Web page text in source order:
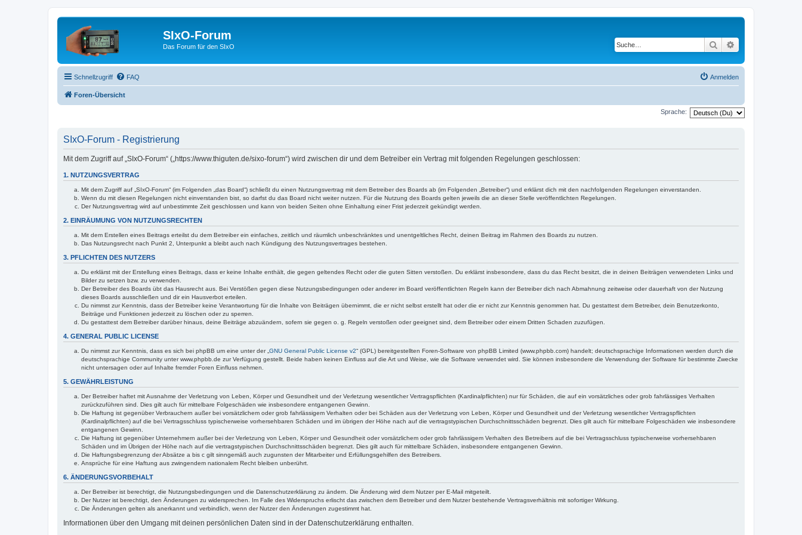
SIxO-Forum
Das Forum für den SIxO Suche
Schnellzugriff FAQ Anmelden
Foren-Übersicht
Sprache:
SIxO-Forum - Registrierung
Mit dem Zugriff auf „SIxO-Forum“ („https://www.thiguten.de/sixo-forum“) wird zwischen dir und dem Betreiber ein Vertrag mit folgenden Regelungen geschlossen:
1. NUTZUNGSVERTRAG
Mit dem Zugriff auf „SIxO-Forum“ (im Folgenden „das Board“) schließt du einen Nutzungsvertrag mit dem Betreiber des Boards ab (im Folgenden „Betreiber“) und erklärst dich mit den nachfolgenden Regelungen einverstanden.
Wenn du mit diesen Regelungen nicht einverstanden bist, so darfst du das Board nicht weiter nutzen. Für die Nutzung des Boards gelten jeweils die an dieser Stelle veröffentlichten Regelungen.
Der Nutzungsvertrag wird auf unbestimmte Zeit geschlossen und kann von beiden Seiten ohne Einhaltung einer Frist jederzeit gekündigt werden.
2. EINRÄUMUNG VON NUTZUNGSRECHTEN
Mit dem Erstellen eines Beitrags erteilst du dem Betreiber ein einfaches, zeitlich und räumlich unbeschränktes und unentgeltliches Recht, deinen Beitrag im Rahmen des Boards zu nutzen.
Das Nutzungsrecht nach Punkt 2, Unterpunkt a bleibt auch nach Kündigung des Nutzungsvertrages bestehen.
3. PFLICHTEN DES NUTZERS
Du erklärst mit der Erstellung eines Beitrags, dass er keine Inhalte enthält, die gegen geltendes Recht oder die guten Sitten verstoßen. Du erklärst insbesondere, dass du das Recht besitzt, die in deinen Beiträgen verwendeten Links und
Bilder zu setzen bzw. zu verwenden.
Der Betreiber des Boards übt das Hausrecht aus. Bei Verstößen gegen diese Nutzungsbedingungen oder anderer im Board veröffentlichten Regeln kann der Betreiber dich nach Abmahnung zeitweise oder dauerhaft von der Nutzung
dieses Boards ausschließen und dir ein Hausverbot erteilen.
Du nimmst zur Kenntnis, dass der Betreiber keine Verantwortung für die Inhalte von Beiträgen übernimmt, die er nicht selbst erstellt hat oder die er nicht zur Kenntnis genommen hat. Du gestattest dem Betreiber, dein Benutzerkonto,
Beiträge und Funktionen jederzeit zu löschen oder zu sperren.
Du gestattest dem Betreiber darüber hinaus, deine Beiträge abzuändern, sofern sie gegen o. g. Regeln verstoßen oder geeignet sind, dem Betreiber oder einem Dritten Schaden zuzufügen.
4. GENERAL PUBLIC LICENSE
Du nimmst zur Kenntnis, dass es sich bei phpBB um eine unter der „ GNU General Public License v2“ (GPL) bereitgestellten Foren-Software von phpBB Limited (www.phpbb.com) handelt; deutschsprachige Informationen werden durch die
deutschsprachige Community unter www.phpbb.de zur Verfügung gestellt. Beide haben keinen Einfluss auf die Art und Weise, wie die Software verwendet wird. Sie können insbesondere die Verwendung der Software für bestimmte Zwecke
nicht untersagen oder auf Inhalte fremder Foren Einfluss nehmen.
5. GEWÄHRLEISTUNG
Der Betreiber haftet mit Ausnahme der Verletzung von Leben, Körper und Gesundheit und der Verletzung wesentlicher Vertragspflichten (Kardinalpflichten) nur für Schäden, die auf ein vorsätzliches oder grob fahrlässiges Verhalten
zurückzuführen sind. Dies gilt auch für mittelbare Folgeschäden wie insbesondere entgangenen Gewinn.
Die Haftung ist gegenüber Verbrauchern außer bei vorsätzlichem oder grob fahrlässigem Verhalten oder bei Schäden aus der Verletzung von Leben, Körper und Gesundheit und der Verletzung wesentlicher Vertragspflichten
(Kardinalpflichten) auf die bei Vertragsschluss typischerweise vorhersehbaren Schäden und im übrigen der Höhe nach auf die vertragstypischen Durchschnittsschäden begrenzt. Dies gilt auch für mittelbare Folgeschäden wie insbesondere
entgangenen Gewinn.
Die Haftung ist gegenüber Unternehmern außer bei der Verletzung von Leben, Körper und Gesundheit oder vorsätzlichem oder grob fahrlässigem Verhalten des Betreibers auf die bei Vertragsschluss typischerweise vorhersehbaren
Schäden und im Übrigen der Höhe nach auf die vertragstypischen Durchschnittsschäden begrenzt. Dies gilt auch für mittelbare Schäden, insbesondere entgangenen Gewinn.
Die Haftungsbegrenzung der Absätze a bis c gilt sinngemäß auch zugunsten der Mitarbeiter und Erfüllungsgehilfen des Betreibers.
Ansprüche für eine Haftung aus zwingendem nationalem Recht bleiben unberührt.
6. ÄNDERUNGSVORBEHALT
Der Betreiber ist berechtigt, die Nutzungsbedingungen und die Datenschutzerklärung zu ändern. Die Änderung wird dem Nutzer per E-Mail mitgeteilt.
Der Nutzer ist berechtigt, den Änderungen zu widersprechen. Im Falle des Widerspruchs erlischt das zwischen dem Betreiber und dem Nutzer bestehende Vertragsverhältnis mit sofortiger Wirkung.
Die Änderungen gelten als anerkannt und verbindlich, wenn der Nutzer den Änderungen zugestimmt hat.
Informationen über den Umgang mit deinen persönlichen Daten sind in der Datenschutzerklärung enthalten.